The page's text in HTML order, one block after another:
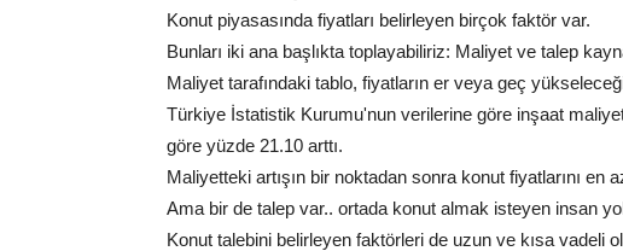
Konut piyasasında fiyatları belirleyen birçok faktör var.
Bunları iki ana başlıkta toplayabiliriz: Maliyet ve talep
Maliyet tarafındaki tablo, fiyatların er veya geç
Türkiye İstatistik Kurumu'nun verilerine göre inşaat
göre yüzde 21.10 arttı.
Maliyetteki artışın bir noktadan sonra konut fiyatlarını en
Ama bir de talep var.. ortada konut almak isteyen insan
Konut talebini belirleyen faktörleri de uzun ve kısa vadeli